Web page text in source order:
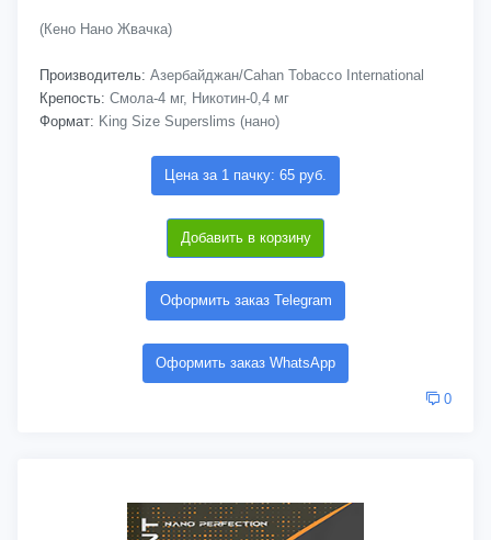
(Кено Нано Жвачка)
Производитель: Азербайджан/Cahan Tobacco International
Крепость: Смола-4 мг, Никотин-0,4 мг
Формат: King Size Superslims (нано)
Цена за 1 пачку: 65 руб.
Добавить в корзину
Оформить заказ Telegram
Оформить заказ WhatsApp
0